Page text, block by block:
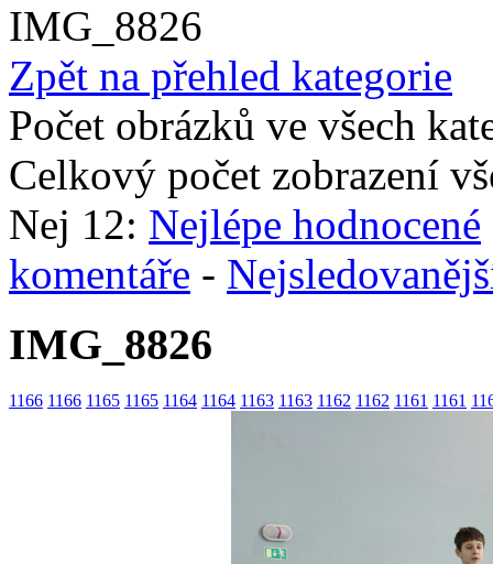
IMG_8826
Zpět na přehled kategorie
Počet obrázků ve všech
Celkový počet zobrazení
Nej 12: Nejlépe hodnocené
komentáře -
IMG_8826
1166 1166 1165 1165 1164 1164 1163 1163 1162 1162 1161 1161